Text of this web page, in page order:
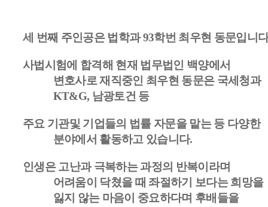
세 번째 주인공은 법학과 93학번 최우현 동문입니
사법시험에 합격해 현재 법무법인 백양에서
변호사로 재직중인 최우현 동문은 국세청과
KT&G, 남광토건 등
주요 기관및 기업들의 법률 자문을 맡는 등 다양한
분야에서 활동하고 있습니다.
인생은 고난과 극복하는 과정의 반복이라며
어려움이 닥쳤을 때 좌절하기 보다는 희망을
잃지 않는 마음이 중요하다며 후배들을